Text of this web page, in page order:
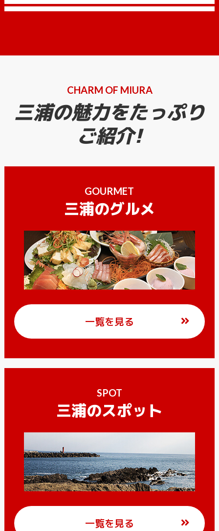
CHARM OF MIURA
三浦の魅力をたっぷり
ご紹介!
GOURMET
三浦のグルメ
一覧を見る
SPOT
三浦のスポット
一覧を見る